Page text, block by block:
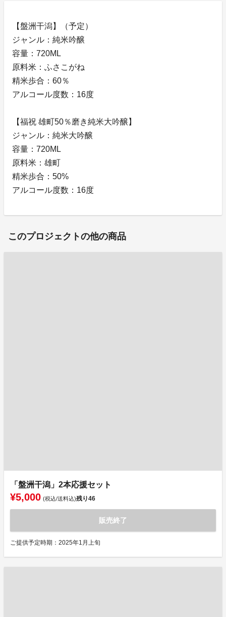
【盤洲干潟】（予定）
ジャンル：純米吟醸
容量：720ML
原料米：ふさこがね
精米歩合：60％
アルコール度数：16度
【福祝 雄町50％磨き純米大吟醸】
ジャンル：純米大吟醸
容量：720ML
原料米：雄町
精米歩合：50%
アルコール度数：16度
このプロジェクトの他の商品
「盤洲干潟」2本応援セット
¥5,000 (税込/送料込)残り46
販売終了
ご提供予定時期：2025年1月上旬